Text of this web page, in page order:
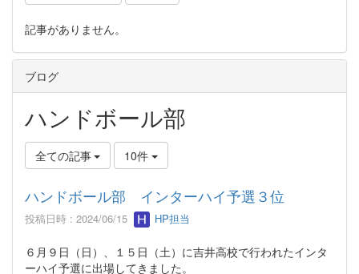
記事がありません。
ブログ
ハンドボール部
全ての記事 10件
ハンドボール部 インターハイ予選３位
投稿日時 : 2024/06/15 HP担当
６月９日（日）、１５日（土）に吉井高校で行われたインタ
ーハイ予選に出場してきました。